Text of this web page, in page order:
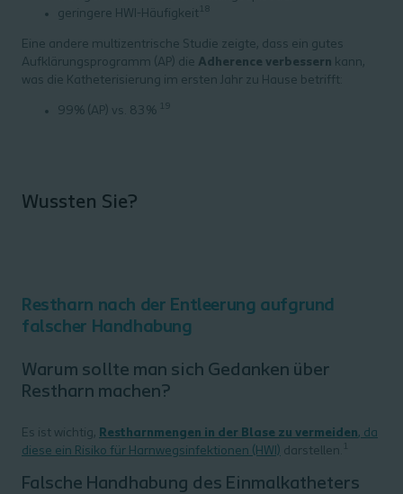
geringere HWI-Häufigkeit 18
Eine andere multizentrische Studie zeigte, dass ein gutes
Aufklärungsprogramm (AP) die Adherence verbessern kann,
was die Katheterisierung im ersten Jahr zu Hause betrifft:
99% (AP) vs. 83% 19
Wussten Sie?
Restharn nach der Entleerung aufgrund
falscher Handhabung
Warum sollte man sich Gedanken über
Restharn machen?
Es ist wichtig, Restharnmengen in der Blase zu vermeiden, da
diese ein Risiko für Harnwegsinfektionen (HWI) darstellen. 1
Falsche Handhabung des Einmalkatheters